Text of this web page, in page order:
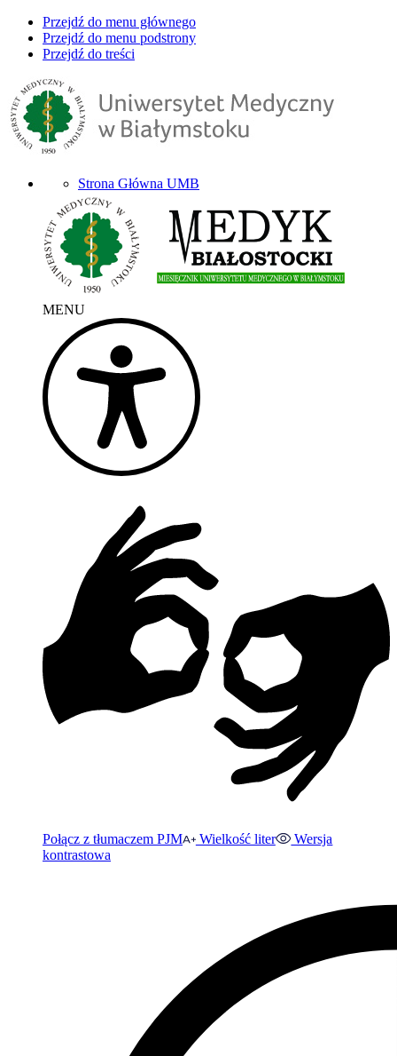
Przejdź do menu głównego
Przejdź do menu podstrony
Przejdź do treści
Strona Główna UMB
MENU
Połącz z tłumaczem PJM Wielkość liter
Wersja
kontrastowa